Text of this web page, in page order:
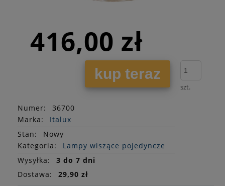
416,00 zł
kup teraz
szt.
Numer:
36700
Marka:
Italux
Stan:
Nowy
Kategoria:
Lampy wiszące pojedyncze
Wysyłka:
3 do 7 dni
Dostawa:
29,90 zł